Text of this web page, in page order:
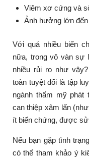
Viêm xơ cứng và
Ảnh hưởng lớn
Với quá nhiều biến
nữa, trong vô vàn sự
nhiều rủi ro như
toàn tuyệt đối là tập
ngành thẩm mỹ phát
can thiệp xâm lấn
ít biến chứng, được
Nếu bạn gặp tình
có thể tham khảo ý